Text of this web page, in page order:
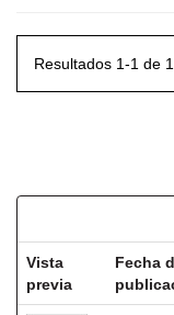
Resultados 1-1 de 1.
Vista
previa
Fecha